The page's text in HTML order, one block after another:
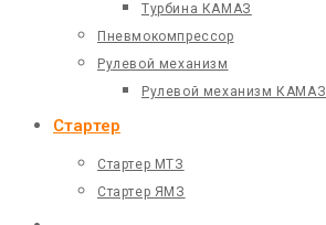
Турбина КАМАЗ
Пневмокомпрессор
Рулевой механизм
Рулевой механизм КАМАЗ
Стартер
Стартер МТЗ
Стартер ЯМЗ